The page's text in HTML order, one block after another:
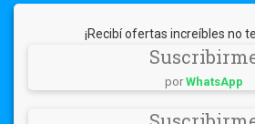
¡Recibí ofertas increíbles no
por WhatsApp